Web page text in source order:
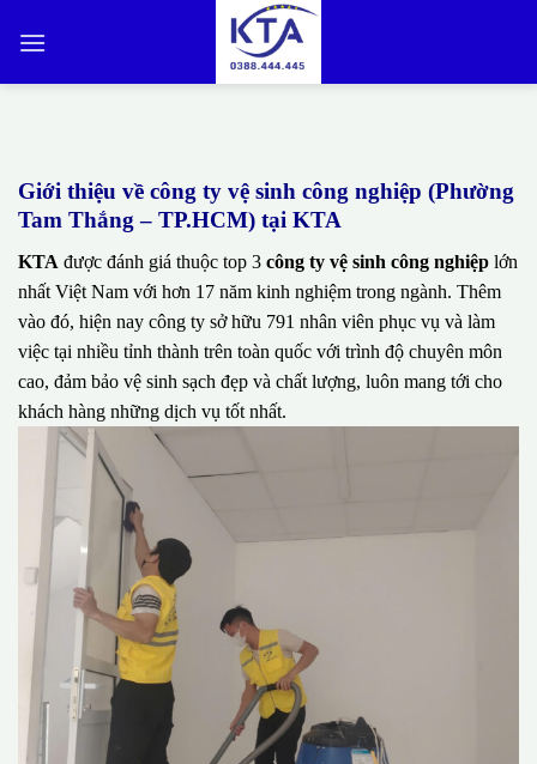
qua
Giới thiệu về công ty vệ sinh công nghiệp (Phường
Tam Thắng – TP.HCM) tại KTA
KTA được đánh giá thuộc top 3 công ty vệ sinh công nghiệp lớn
nhất Việt Nam với hơn 17 năm kinh nghiệm trong ngành. Thêm
vào đó, hiện nay công ty sở hữu 791 nhân viên phục vụ và làm
việc tại nhiều tỉnh thành trên toàn quốc với trình độ chuyên môn
cao, đảm bảo vệ sinh sạch đẹp và chất lượng, luôn mang tới cho
khách hàng những dịch vụ tốt nhất.